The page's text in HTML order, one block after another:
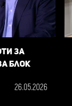
за
блок
26.05.2026